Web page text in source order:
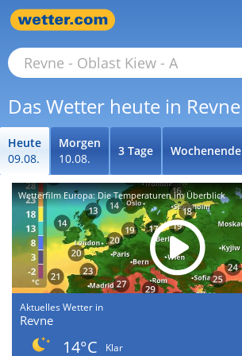
Das Wetter heute in Revne
Heute
09.08.
Morgen
10.08.
3 Tage Wochenende
Wetterfilm Europa: Die Temperaturen im Überblick
Aktuelles Wetter in
Revne
14°C
Klar